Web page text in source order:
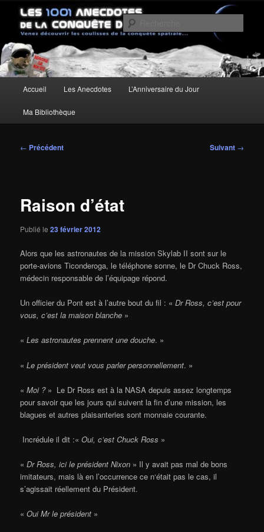
contenu
principalLes anecdotes de la Conquête de
l'Espace
Un site pour découvrir les coulisses de la conquête spatiale
principal
Accueil Les Anecdotes L’Anniversaire du Jour
Ma Bibliothèque
Navigation
← Précédent Suivant →
Raison d’état
Publié le23 février 2012
Alors que les astronautes de la mission Skylab II sont sur le
porte-avions Ticonderoga, le téléphone sonne, le Dr Chuck Ross,
médecin responsable de l’équipage répond.
Un officier du Pont est à l’autre bout du fil : « Dr Ross, c’est pour
vous, c’est la maison blanche »
« Les astronautes prennent une douche. »
«Le président veut vous parler personnellement. »
«Moi ? » Le Dr Ross est à la NASA depuis assez longtemps
pour savoir que les jours qui suivent la fin d’une mission, les
blagues et autres plaisanteries sont monnaie courante.
Incrédule il dit :« Oui, c’est Chuck Ross »
«Dr Ross, ici le président Nixon » Il y avait pas mal de bons
imitateurs, mais là en l’occurrence ce n‘était pas le cas, il
s’agissait réellement du Président.
« Oui Mr le président »